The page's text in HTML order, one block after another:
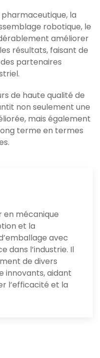
la
robotique, le
améliorer
résultats, faisant de
partenaires
de haute qualité de
non seulement une
mais également
terme en termes
en mécanique
et la
avec
dans l’industrie. Il
de divers
innovants, aidant
l’efficacité et la